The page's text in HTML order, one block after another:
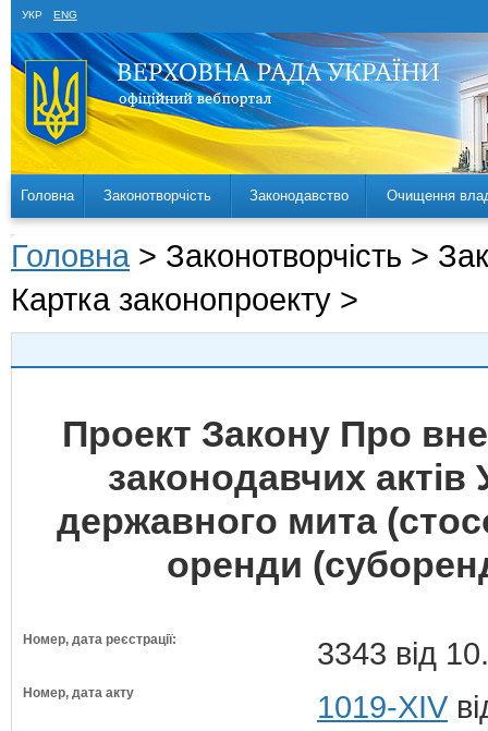
УКР ENG
Головна Законотворчість Законодавство Очищення
Головна > Законотворчість >
Картка законопроекту >
Проект Закону Про
законодавчих
державного мита
оренди
Номер, дата реєстрації: 3343 від
Номер, дата акту 1019-XIV